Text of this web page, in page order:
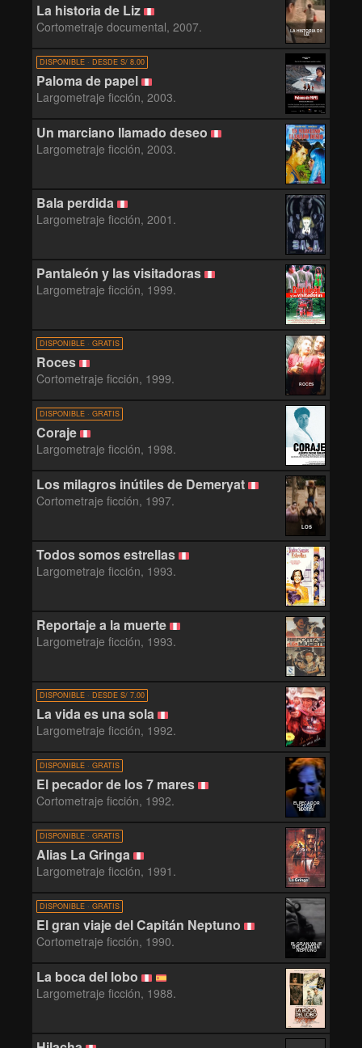
La historia de Liz
Cortometraje documental, 2007. LA HISTORIA DE
LIZ
DISPONIBLE · DESDE S/ 8.00
Paloma de papel
Largometraje ficción, 2003.
Un marciano llamado deseo
Largometraje ficción, 2003.
Bala perdida
Largometraje ficción, 2001.
Pantaleón y las visitadoras
Largometraje ficción, 1999.
DISPONIBLE · GRATIS
Roces
Cortometraje ficción, 1999. ROCES
DISPONIBLE · GRATIS
Coraje
Largometraje ficción, 1998.
Los milagros inútiles de Demeryat
Cortometraje ficción, 1997.
LOS
INÚTILES DE
DEMERYAT
Todos somos estrellas
Largometraje ficción, 1993.
Reportaje a la muerte
Largometraje ficción, 1993.
DISPONIBLE · DESDE S/ 7.00
La vida es una sola
Largometraje ficción, 1992.
DISPONIBLE · GRATIS
El pecador de los 7 mares
Cortometraje ficción, 1992. EL PECADOR
DE LOS 7
MARES
DISPONIBLE · GRATIS
Alias La Gringa
Largometraje ficción, 1991.
DISPONIBLE · GRATIS
El gran viaje del Capitán Neptuno
Cortometraje ficción, 1990. EL GRAN VIAJE
DEL CAPITÁN
NEPTUNO
La boca del lobo
Largometraje ficción, 1988.